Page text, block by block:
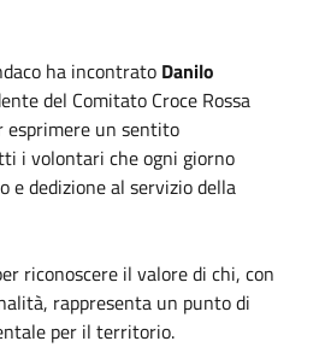
ha incontrato Danilo
del Comitato Croce Rossa
esprimere un sentito
i volontari che ogni giorno
e dedizione al servizio della
riconoscere il valore di chi, con
rappresenta un punto di
per il territorio.